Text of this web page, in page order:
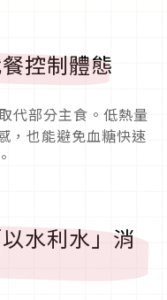
控制體態
代部分主食。低熱量
，也能避免血糖快速
水利水」消